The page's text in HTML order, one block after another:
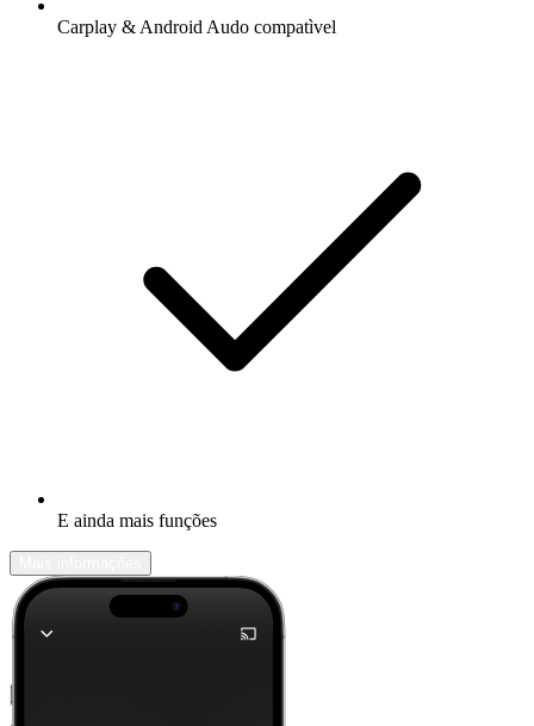
Carplay & Android Audo compatìvel
E ainda mais funções